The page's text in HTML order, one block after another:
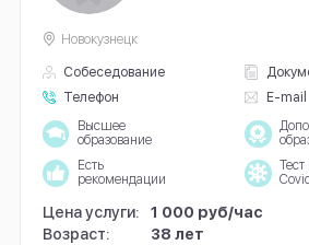
Собеседование
Телефон
E-mail
Новокузнецк
Высшее
образование
Есть
рекомендации
Тест
Цена услуги:
1 000 руб/час
Возраст:
38 лет